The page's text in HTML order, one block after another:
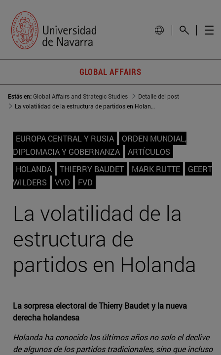
GLOBAL AFFAIRS
Estás en:Global Affairs and Strategic Studies
Detalle del post
La volatilidad de la estructura de partidos en Holanda
EUROPA CENTRAL Y RUSIA
ORDEN MUNDIAL,
DIPLOMACIA Y GOBERNANZA
ARTÍCULOS
HOLANDA
THIERRY BAUDET MARK RUTTE
GEERT
WILDERS
VVD FVD
La volatilidad de la
estructura de
partidos en Holanda
La sorpresa electoral de Thierry Baudet y la nueva
derecha holandesa
Holanda ha conocido los últimos años no solo el declive
de algunos de los partidos tradicionales, sino que incluso